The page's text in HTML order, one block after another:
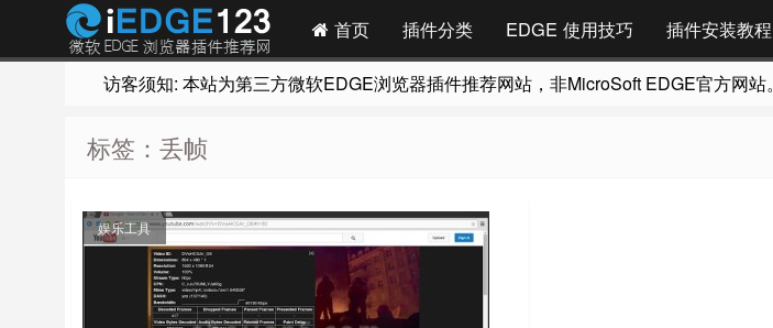
首页 插件分类 EDGE 使用技巧 插件安装教程
访客须知: 本站为第三方微软EDGE浏览器插件推荐网站，非MicroSoft EDGE官方网站。
标签：丢帧
娱乐工具